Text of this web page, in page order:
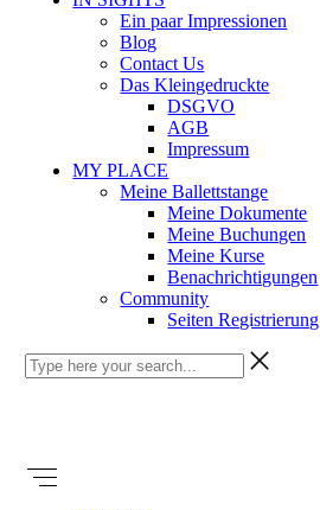
Ein paar Impressionen
Blog
Contact Us
Das Kleingedruckte
DSGVO
AGB
Impressum
MY PLACE
Meine Ballettstange
Meine Dokumente
Meine Buchungen
Meine Kurse
Benachrichtigungen
Community
Seiten Registrierung